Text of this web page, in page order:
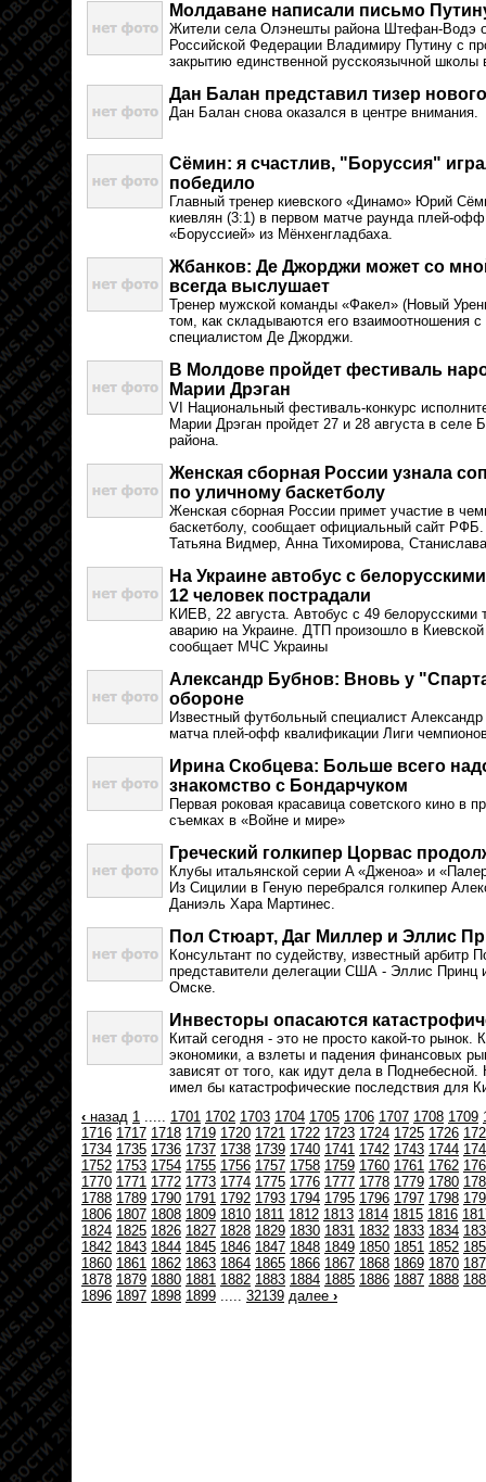
Молдаване написали письмо
Жители села Олэнешты района Штефан-Водэ
Российской Федерации Владимиру Путину с
закрытию единственной русскоязычной
Дан Балан представил тизер
Дан Балан снова оказался в центре внимания.
Сёмин: я счастлив, "Боруссия"
победило
Главный тренер киевского «Динамо» Юрий
киевлян (3:1) в первом матче раунда плей-
«Боруссией» из Мёнхенгладбаха.
Жбанков: Де Джорджи может со
всегда выслушает
Тренер мужской команды «Факел» (Новый
том, как складываются его взаимоотношения
специалистом Де Джорджи.
В Молдове пройдет фестиваль
Марии Дрэган
VI Национальный фестиваль-конкурс
Марии Дрэган пройдет 27 и 28 августа в селе
района.
Женская сборная России узнала
по уличному баскетболу
Женская сборная России примет участие в
баскетболу, сообщает официальный сайт
Татьяна Видмер, Анна Тихомирова,
На Украине автобус с
12 человек пострадали
КИЕВ, 22 августа. Автобус с 49 белорусскими
аварию на Украине. ДТП произошло в
сообщает МЧС Украины
Александр Бубнов: Вновь у
обороне
Известный футбольный специалист
матча плей-офф квалификации Лиги
Ирина Скобцева: Больше всего
знакомство с Бондарчуком
Первая роковая красавица советского кино в
съемках в «Войне и мире»
Греческий голкипер Цорвас
Клубы итальянской серии A «Дженоа» и
Из Сицилии в Геную перебрался голкипер
Даниэль Хара Мартинес.
Пол Стюарт, Даг Миллер и Эллис
Консультант по судейству, известный арбитр
представители делегации США - Эллис Принц
Омске.
Инвесторы опасаются
Китай сегодня - это не просто какой-то рынок.
экономики, а взлеты и падения финансовых
зависят от того, как идут дела в Поднебесной.
имел бы катастрофические последствия для
‹ назад 1 ..... 1701 1702 1703 1704 1705 1706 1707 1708 1709
1716 1717 1718 1719 1720 1721 1722 1723 1724 1725 1726
1734 1735 1736 1737 1738 1739 1740 1741 1742 1743 1744
1752 1753 1754 1755 1756 1757 1758 1759 1760 1761 1762
1770 1771 1772 1773 1774 1775 1776 1777 1778 1779 1780
1788 1789 1790 1791 1792 1793 1794 1795 1796 1797 1798
1806 1807 1808 1809 1810 1811 1812 1813 1814 1815 1816
1824 1825 1826 1827 1828 1829 1830 1831 1832 1833 1834
1842 1843 1844 1845 1846 1847 1848 1849 1850 1851 1852
1860 1861 1862 1863 1864 1865 1866 1867 1868 1869 1870
1878 1879 1880 1881 1882 1883 1884 1885 1886 1887 1888
1896 1897 1898 1899 ..... 32139 далее ›